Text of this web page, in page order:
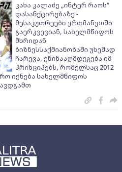
კახა კალაძე „ინტერ რაოს“
დასანქცირებაზე -
მესაკუთრეები ერთმანეთში
გაერკვევიან, სახელმწიფოს
მხრიდან
ბიზნესსაქმიანობაში უხეშად
ჩარევა, ეწინააღმდეგება იმ
პრინციპებს, რომელსაც 2012
იქნება სახელმწიფოს